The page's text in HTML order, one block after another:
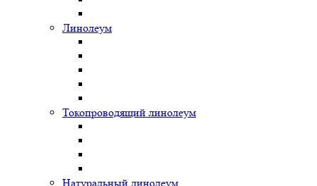
Линолеум
Токопроводящий линолеум
Натуральный линолеум